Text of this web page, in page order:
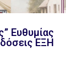
Ευθυμίας
ΕΞΗ